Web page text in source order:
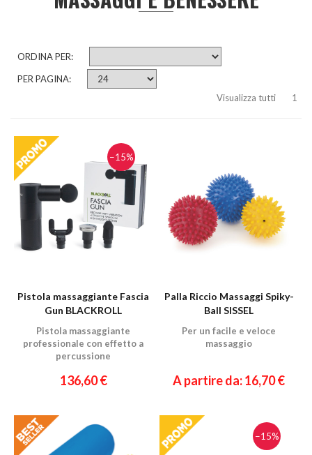
ORDINA PER:
PER PAGINA:
Visualizza tutti
1
−15%
Pistola massaggiante Fascia
Gun BLACKROLL
Pistola massaggiante
professionale con effetto a
percussione
136,60 €
Palla Riccio Massaggi Spiky-
Ball SISSEL
Per un facile e veloce
massaggio
A partire da: 16,70 €
−15%